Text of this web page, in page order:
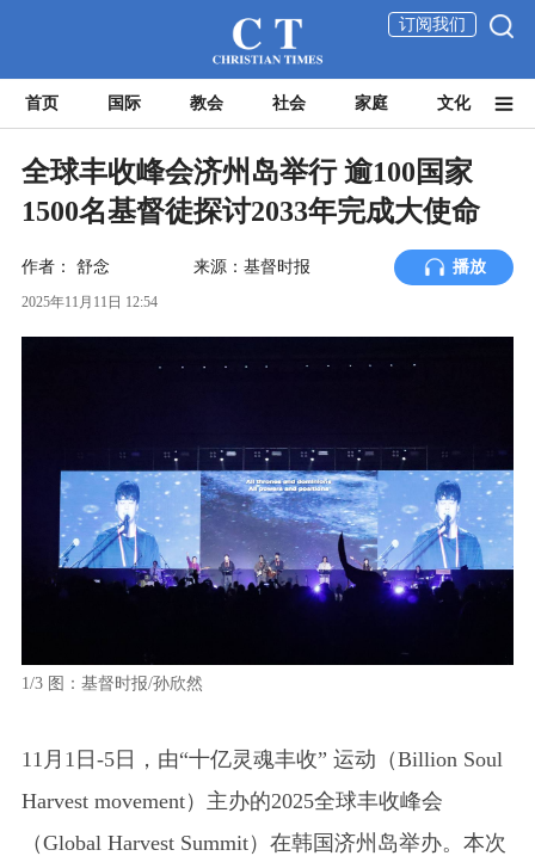
订阅我们
首页 国际 教会 社会 家庭 文化
全球丰收峰会济州岛举行 逾100国家
1500名基督徒探讨2033年完成大使命
作者： 舒念 来源：基督时报 播放
2025年11月11日 12:54
1/3图：基督时报/孙欣然
11月1日-5日，由“十亿灵魂丰收” 运动（Billion Soul
Harvest movement）主办的2025全球丰收峰会
（Global Harvest Summit）在韩国济州岛举办。本次